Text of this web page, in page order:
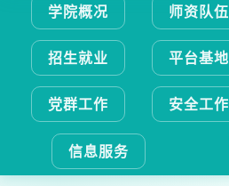
学院概况 师资队伍
招生就业 平台基地
党群工作 安全工作
信息服务